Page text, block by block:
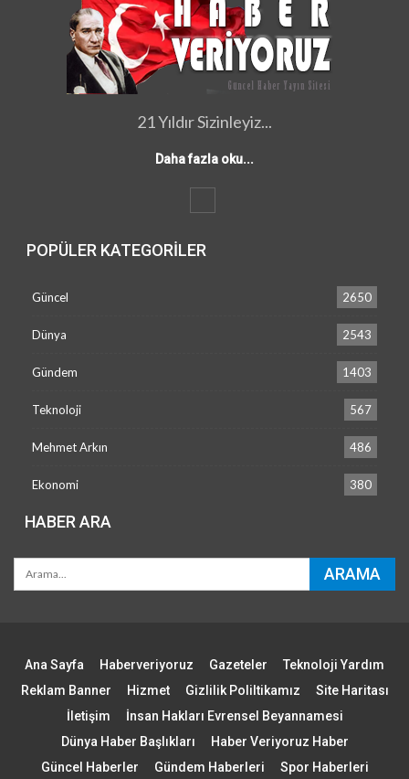
21 Yıldır Sizinleyiz...
Daha fazla oku...
POPÜLER KATEGORILER
Güncel 2650
Dünya 2543
Gündem 1403
Teknoloji 567
Mehmet Arkın 486
Ekonomi 380
HABER ARA
Ana Sayfa Haberveriyoruz Gazeteler
Teknoloji Yardım
Reklam Banner
Hizmet Gizlilik Poliltikamız
Site Haritası
İletişim
İnsan Hakları Evrensel Beyannamesi
Dünya Haber Başlıkları
Haber Veriyoruz Haber
Güncel Haberler
Gündem Haberleri Spor Haberleri